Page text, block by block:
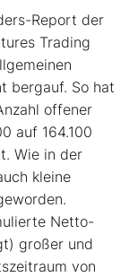
Report der
Trading
bergauf. So hat
offener
auf 164.100
Wie in der
kleine
Netto-
großer und
von